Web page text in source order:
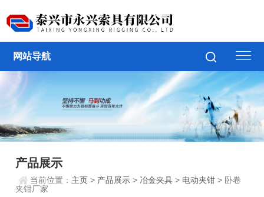
网站导航
产品展示
当前位置： 主页 > 产品展示 > 冶金夹具 > 电动夹钳 > 卧卷
夹钳厂家